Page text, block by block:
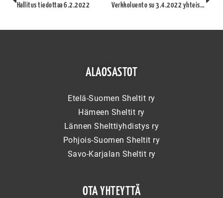
Hallitus tiedottaa 6.2.2022 Verkkoluento su 3.4.2022 yhteistyössä Probalansin kanssa
ALAOSASTOT
Etelä-Suomen Sheltit ry
Hämeen Sheltit ry
Lännen Shelttiyhdistys ry
Pohjois-Suomen Sheltit ry
Savo-Karjalan Sheltit ry
OTA YHTEYTTÄ